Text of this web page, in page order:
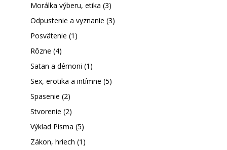
Morálka výberu, etika (3)
Odpustenie a vyznanie (3)
Posvätenie (1)
Rôzne (4)
Satan a démoni (1)
Sex, erotika a intímne (5)
Spasenie (2)
Stvorenie (2)
Výklad Písma (5)
Zákon, hriech (1)